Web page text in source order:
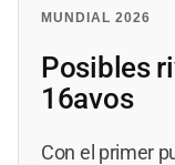
MUNDIAL 2026
Posibles
16avos
Con el primer